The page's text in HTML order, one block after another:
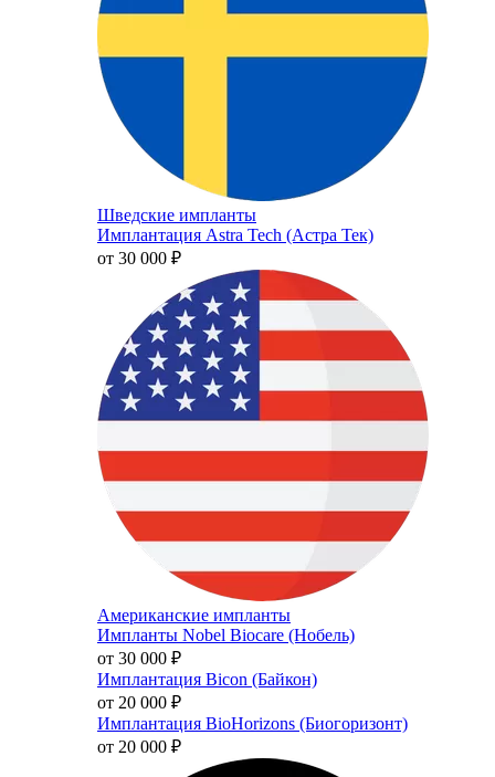
Шведские импланты
Имплантация Astra Tech (Астра Тек)
от 30 000 ₽
Американские импланты
Импланты Nobel Biocare (Нобель)
от 30 000 ₽
Имплантация Bicon (Байкон)
от 20 000 ₽
Имплантация BioHorizons (Биогоризонт)
от 20 000 ₽